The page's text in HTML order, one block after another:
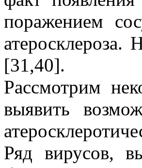
поражением
[31,40].
Рассмотрим
выявить
Ряд вирусов,